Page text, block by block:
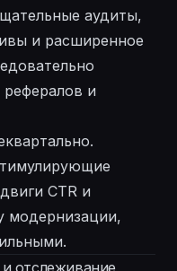
аудиты,
и расширенное
и
CTR и
модернизации,
отслеживание